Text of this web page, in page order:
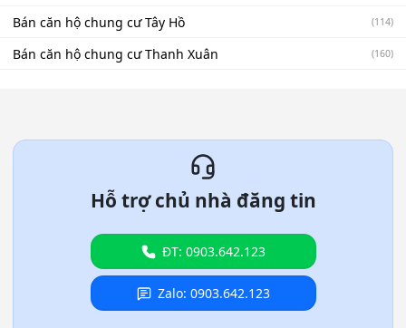
Bán căn hộ chung cư Tây Hồ (114)
Bán căn hộ chung cư Thanh Xuân (160)
Hỗ trợ chủ nhà đăng tin
ĐT: 0903.642.123
Zalo: 0903.642.123